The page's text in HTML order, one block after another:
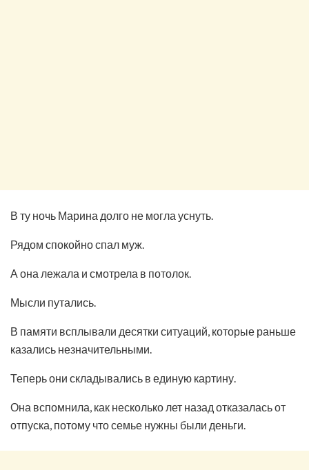
В ту ночь Марина долго не могла уснуть.
Рядом спокойно спал муж.
А она лежала и смотрела в потолок.
Мысли путались.
В памяти всплывали десятки ситуаций, которые раньше
казались незначительными.
Теперь они складывались в единую картину.
Она вспомнила, как несколько лет назад отказалась от
отпуска, потому что семье нужны были деньги.